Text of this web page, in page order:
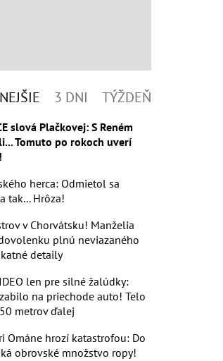
3 DNI TÝŽDEŇ
slová Plačkovej: S Reném
Tomuto po rokoch uverí
herca: Odmietol sa
tak... Hrôza!
v Chorvátsku! Manželia
plnú neviazaného
detaily
len pre silné žalúdky:
na priechode auto! Telo
metrov ďalej
Ománe hrozí katastrofou: Do
obrovské množstvo ropy!